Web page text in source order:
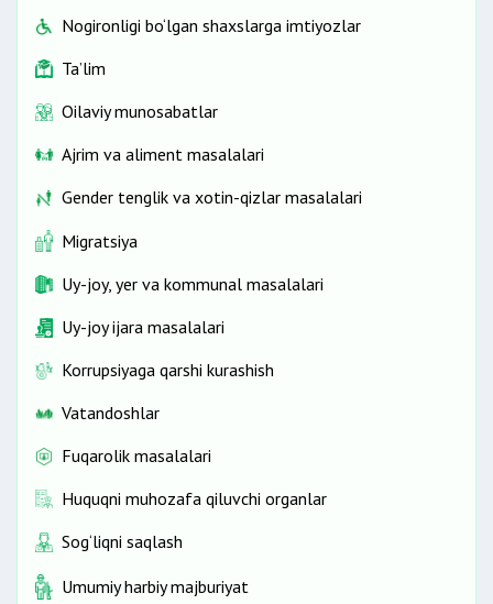
Nogironligi bo‘lgan shaxslarga imtiyozlar
Ta’lim
Oilaviy munosabatlar
Ajrim va aliment masalalari
Gender tenglik va xotin-qizlar masalalari
Migratsiya
Uy-joy, yer va kommunal masalalari
Uy-joy ijara masalalari
Korrupsiyaga qarshi kurashish
Vatandoshlar
Fuqarolik masalalari
Huquqni muhozafa qiluvchi organlar
Sog‘liqni saqlash
Umumiy harbiy majburiyat